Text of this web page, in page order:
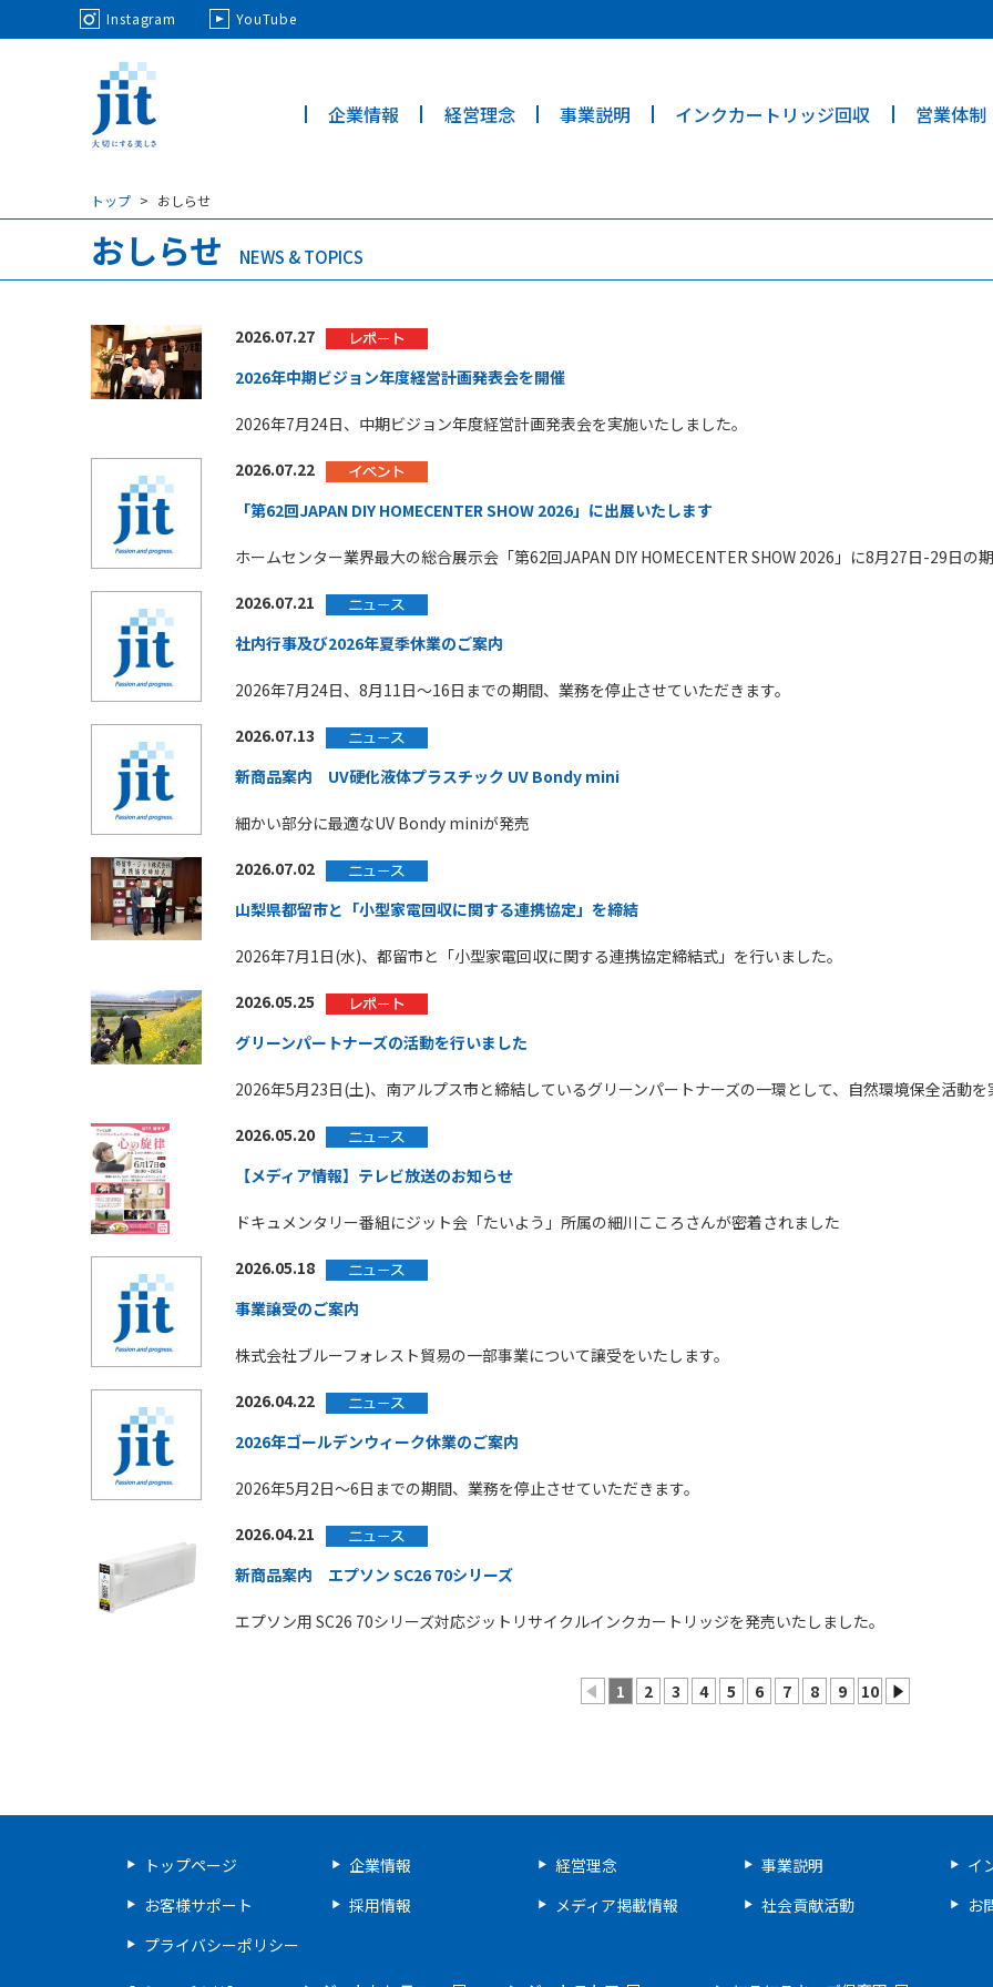
式会社
企業情報 経営理念 事業説明 インクカートリッジ回収 営業体制
Instagram YouTube
トップ おしらせ
おしらせ NEWS & TOPICS
2026.07.27
2026年中期ビジョン年度経営計画発表会を開催
2026年7月24日、中期ビジョン年度経営計画発表会を実施いたしました。
2026.07.22
「第62回JAPAN DIY HOMECENTER SHOW 2026」に出展いたします
ホームセンター業界最大の総合展示会「第62回JAPAN DIY HOMECENTER SHOW 2026」に8月27日-29日の
2026.07.21
社内行事及び2026年夏季休業のご案内
2026年7月24日、8月11日～16日までの期間、業務を停止させていただきます。
2026.07.13
新商品案内 UV硬化液体プラスチック UV Bondy mini
細かい部分に最適なUV Bondy miniが発売
2026.07.02
山梨県都留市と「小型家電回収に関する連携協定」を締結
2026年7月1日(水)、都留市と「小型家電回収に関する連携協定締結式」を行いました。
2026.05.25
グリーンパートナーズの活動を行いました
2026年5月23日(土)、南アルプス市と締結しているグリーンパートナーズの一環として、自然環境保全活動を
2026.05.20
【メディア情報】テレビ放送のお知らせ
ドキュメンタリー番組にジット会「たいよう」所属の細川こころさんが密着されました
2026.05.18
事業譲受のご案内
株式会社ブルーフォレスト貿易の一部事業について譲受をいたします。
2026.04.22
2026年ゴールデンウィーク休業のご案内
2026年5月2日～6日までの期間、業務を停止させていただきます。
2026.04.21
新商品案内 エプソン SC26 70シリーズ
エプソン用 SC26 70シリーズ対応ジットリサイクルインクカートリッジを発売いたしました。
1 2 3 4 5 6 7 8 9
10
トップページ 企業情報 経営理念 事業説明 イ
お客様サポート
採用情報 メディア掲載情報 社会貢献活動 お
プライバシーポリシー
May we use cookies to track your activities? We take your privacy very seriously. Please see our privacy